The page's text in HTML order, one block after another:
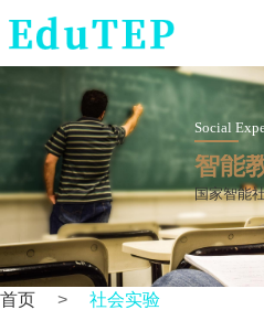
Social
智能
国家智能
（教育）
——华东师
首页 > 社会实验